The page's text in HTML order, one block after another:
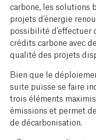
carbone, les solutions
projets d’énergie
possibilité d’effectuer
crédits carbone avec
qualité des projets
Bien que le
suite puisse se faire
trois éléments
émissions et permet
de décarbonisation.